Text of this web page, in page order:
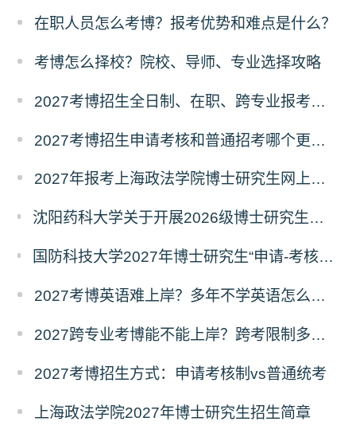
在职人员怎么考博？报考优势和难点是什么？
考博怎么择校？院校、导师、专业选择攻略
2027考博招生全日制、在职、跨专业报考要求
2027考博招生申请考核和普通招考哪个更好考？
2027年报考上海政法学院博士研究生网上报名公告
沈阳药科大学关于开展2026级博士研究生录取后信息采集及档案调取等相关工作的通知
国防科技大学2027年博士研究生“申请-考核”制招生专业基础笔试考试大纲
2027考博英语难上岸？多年不学英语怎么备考？
2027跨专业考博能不能上岸？跨考限制多不多？
2027考博招生方式：申请考核制vs普通统考
上海政法学院2027年博士研究生招生简章